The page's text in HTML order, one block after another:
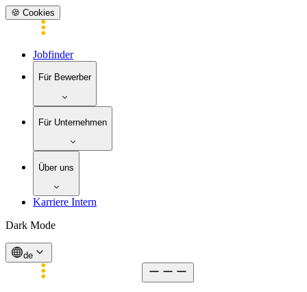
🍪 Cookies
Jobfinder
Für Bewerber
Für Unternehmen
Über uns
Karriere Intern
Dark Mode
de